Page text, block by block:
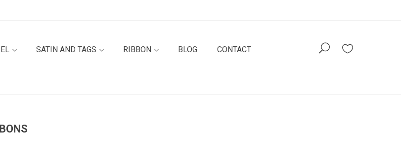
SATIN AND TAGS RIBBON BLOG CONTACT